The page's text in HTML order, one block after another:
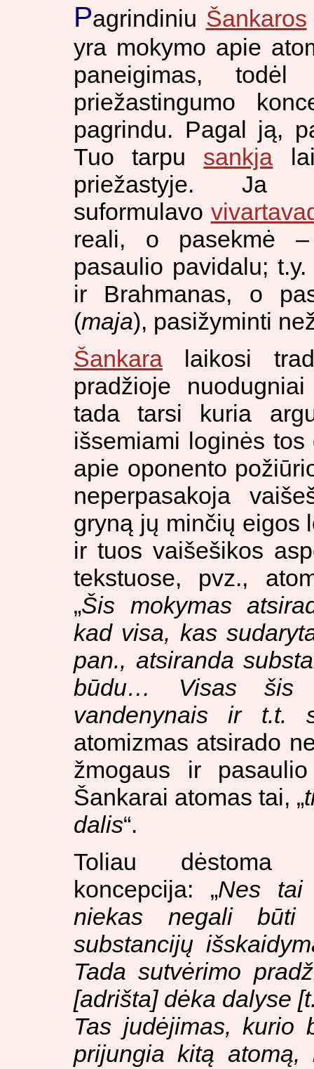
Pagrindiniu Šankaros
yra mokymo apie
paneigimas,
priežastingumo
pagrindu. Pagal ją,
Tuo tarpu sankja
priežastyje. Ja
suformulavo
reali, o pasekmė
pasaulio pavidalu;
ir Brahmanas, o
(maja), pasižyminti
Šankara laikosi
pradžioje
tada tarsi kuria
išsemiami loginės
apie oponento
neperpasakoja
gryną jų minčių eigos
ir tuos vaišešikos
tekstuose, pvz.,
„Šis mokymas
kad visa, kas
pan., atsiranda
būdu… Visas šis
vandenynais ir t.t.
atomizmas atsirado
žmogaus ir
Šankarai atomas tai, „
dalis“.
Toliau dėstoma
koncepcija: „Nes tai
niekas negali
substancijų
Tada sutvėrimo
[adrišta] dėka dalyse
Tas judėjimas, kurio
prijungia kitą